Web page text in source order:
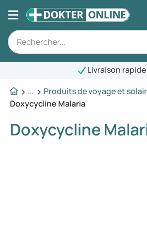
Livraison rapide
...
Produits de voyage et
Doxycycline Malaria
Doxycycline